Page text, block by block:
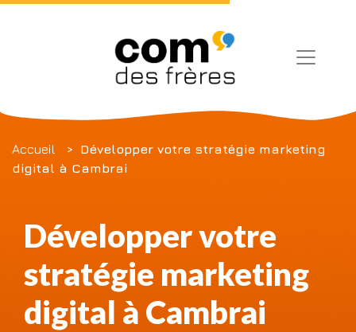
Accueil
Développer votre stratégie marketing
digital à Cambrai
Développer votre
stratégie marketing
digital à Cambrai